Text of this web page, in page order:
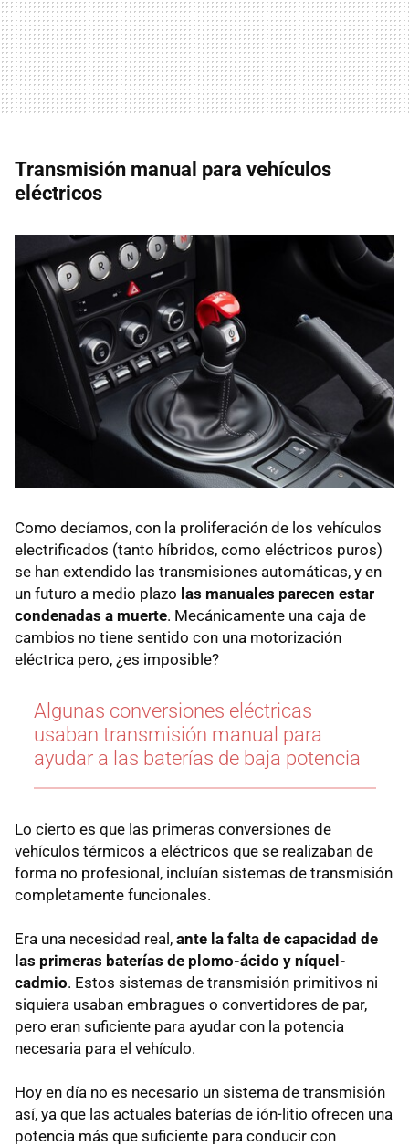
Transmisión manual para vehículos
eléctricos
Como decíamos, con la proliferación de los vehículos
electrificados (tanto híbridos, como eléctricos puros)
se han extendido las transmisiones automáticas, y en
un futuro a medio plazo las manuales parecen estar
condenadas a muerte. Mecánicamente una caja de
cambios no tiene sentido con una motorización
eléctrica pero, ¿es imposible?
Algunas conversiones eléctricas
usaban transmisión manual para
ayudar a las baterías de baja potencia
Lo cierto es que las primeras conversiones de
vehículos térmicos a eléctricos que se realizaban de
forma no profesional, incluían sistemas de transmisión
completamente funcionales.
Era una necesidad real, ante la falta de capacidad de
las primeras baterías de plomo-ácido y níquel-
cadmio. Estos sistemas de transmisión primitivos ni
siquiera usaban embragues o convertidores de par,
pero eran suficiente para ayudar con la potencia
necesaria para el vehículo.
Hoy en día no es necesario un sistema de transmisión
así, ya que las actuales baterías de ión-litio ofrecen una
potencia más que suficiente para conducir con